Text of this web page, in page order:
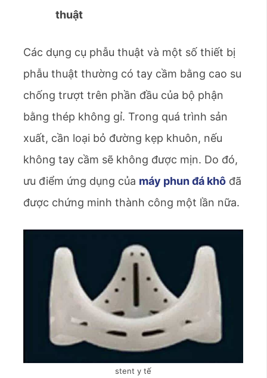
thuật
Các dụng cụ phẫu thuật và một số thiết bị
phẫu thuật thường có tay cầm bằng cao su
chống trượt trên phần đầu của bộ phận
bằng thép không gỉ. Trong quá trình sản
xuất, cần loại bỏ đường kẹp khuôn, nếu
không tay cầm sẽ không được mịn. Do đó,
ưu điểm ứng dụng của máy phun đá khô đã
được chứng minh thành công một lần nữa.
stent y tế